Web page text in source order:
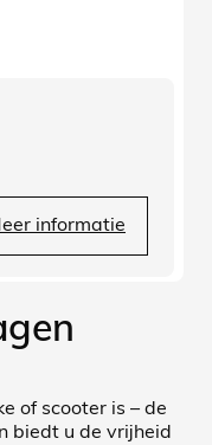
informatie
of scooter is – de
biedt u de vrijheid